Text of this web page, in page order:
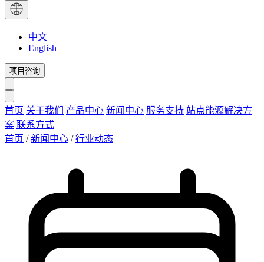
中文
English
项目咨询
首页 关于我们 产品中心 新闻中心 服务支持 站点能源解决方
案 联系方式
首页 / 新闻中心 / 行业动态